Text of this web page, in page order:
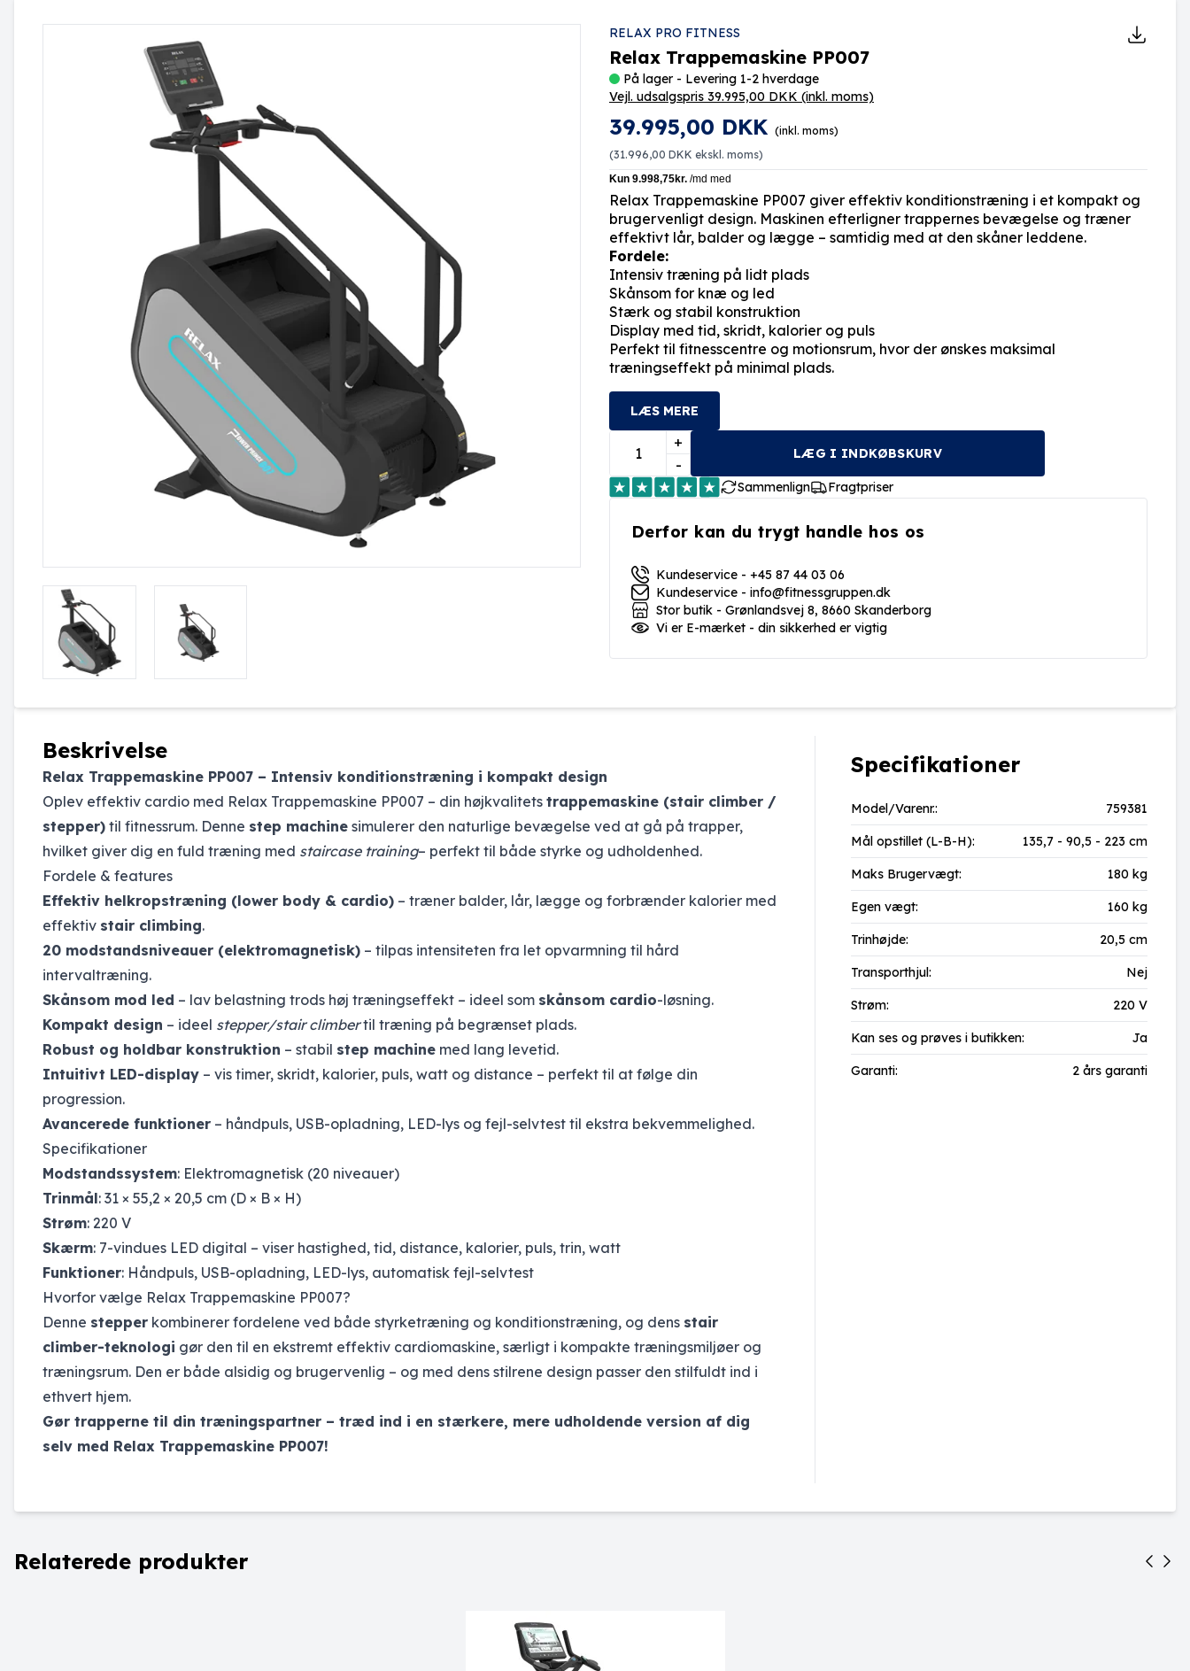
RELAX PRO FITNESS
Relax Trappemaskine PP007
På lager - Levering 1-2 hverdage
Vejl. udsalgspris 39.995,00 DKK (inkl. moms)
39.995,00 DKK (inkl. moms)
(31.996,00 DKK ekskl. moms)
Relax Trappemaskine PP007 giver effektiv konditionstræning i et kompakt og
brugervenligt design. Maskinen efterligner trappernes bevægelse og træner
effektivt lår, balder og lægge – samtidig med at den skåner leddene.
Fordele:
Intensiv træning på lidt plads
Skånsom for knæ og led
Stærk og stabil konstruktion
Display med tid, skridt, kalorier og puls
Perfekt til fitnesscentre og motionsrum, hvor der ønskes maksimal
træningseffekt på minimal plads.
LÆS MERE
+
-
LÆG I INDKØBSKURV
Sammenlign Fragtpriser
Derfor kan du trygt handle hos os
Kundeservice - +45 87 44 03 06
Kundeservice - info@fitnessgruppen.dk
Stor butik - Grønlandsvej 8, 8660 Skanderborg
Vi er E-mærket - din sikkerhed er vigtig
Beskrivelse
Relax Trappemaskine PP007 – Intensiv konditionstræning i kompakt design
Oplev effektiv cardio med Relax Trappemaskine PP007 – din højkvalitets trappemaskine (stair climber /
stepper) til fitnessrum. Denne step machine simulerer den naturlige bevægelse ved at gå på trapper,
hvilket giver dig en fuld træning med staircase training– perfekt til både styrke og udholdenhed.
Fordele & features
Effektiv helkropstræning (lower body & cardio) – træner balder, lår, lægge og forbrænder kalorier med
effektiv stair climbing.
20 modstandsniveauer (elektromagnetisk) – tilpas intensiteten fra let opvarmning til hård
intervaltræning.
Skånsom mod led – lav belastning trods høj træningseffekt – ideel som skånsom cardio-løsning.
Kompakt design – ideel stepper/stair climbertil træning på begrænset plads.
Robust og holdbar konstruktion – stabil step machine med lang levetid.
Intuitivt LED-display – vis timer, skridt, kalorier, puls, watt og distance – perfekt til at følge din
progression.
Avancerede funktioner – håndpuls, USB-opladning, LED-lys og fejl-selvtest til ekstra bekvemmelighed.
Specifikationer
Modstandssystem: Elektromagnetisk (20 niveauer)
Trinmål: 31 × 55,2 × 20,5 cm (D × B × H)
Strøm: 220 V
Skærm: 7-vindues LED digital – viser hastighed, tid, distance, kalorier, puls, trin, watt
Funktioner: Håndpuls, USB-opladning, LED-lys, automatisk fejl-selvtest
Hvorfor vælge Relax Trappemaskine PP007?
Denne stepper kombinerer fordelene ved både styrketræning og konditionstræning, og dens stair
climber-teknologi gør den til en ekstremt effektiv cardiomaskine, særligt i kompakte træningsmiljøer og
træningsrum. Den er både alsidig og brugervenlig – og med dens stilrene design passer den stilfuldt ind i
ethvert hjem.
Gør trapperne til din træningspartner – træd ind i en stærkere, mere udholdende version af dig
selv med Relax Trappemaskine PP007!
Specifikationer
Model/Varenr.: 759381
Mål opstillet (L-B-H): 135,7 - 90,5 - 223 cm
Maks Brugervægt: 180 kg
Egen vægt: 160 kg
Trinhøjde: 20,5 cm
Transporthjul: Nej
Strøm: 220 V
Kan ses og prøves i butikken: Ja
Garanti: 2 års garanti
Relaterede produkter